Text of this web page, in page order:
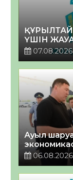
ҮШІН
07.08.2026
Ауыл
06.08.2026